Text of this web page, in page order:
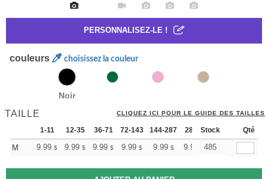
PERSONNALISEZ-LE !
couleurs choisissez la couleur
Noir
TAILLE CLIQUEZ ICI POUR LE GUIDE DES TAILLES
1-11 12-35 36-71 72-143 144-287 288 + Plus
Stock Qté
M 9.99 $ 9.99 $ 9.99 $ 9.99 $ 9.99 $ 9.99 $485